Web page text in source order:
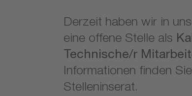
Derzeit haben wir in
eine offene Stelle als
Technische/r
Informationen finden
Stelleninserat.